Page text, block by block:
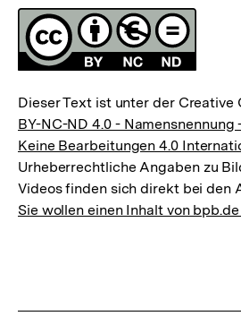
Lizenz
Dieser Text ist unter der Creative
BY-NC-ND 4.0 -
Keine Bearbeitungen 4.0
Urheberrechtliche Angaben zu
Videos finden sich direkt bei den
Sie wollen einen Inhalt von